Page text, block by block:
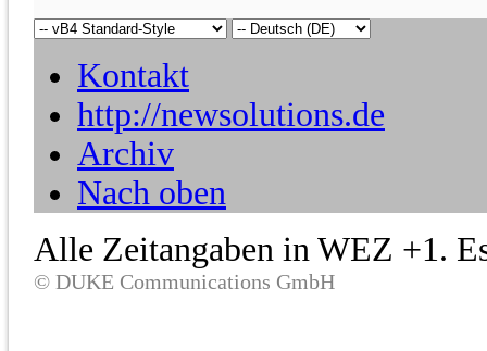
Kontakt
http://newsolutions.de
Archiv
Nach oben
Alle Zeitangaben in WEZ +1.
© DUKE Communications GmbH